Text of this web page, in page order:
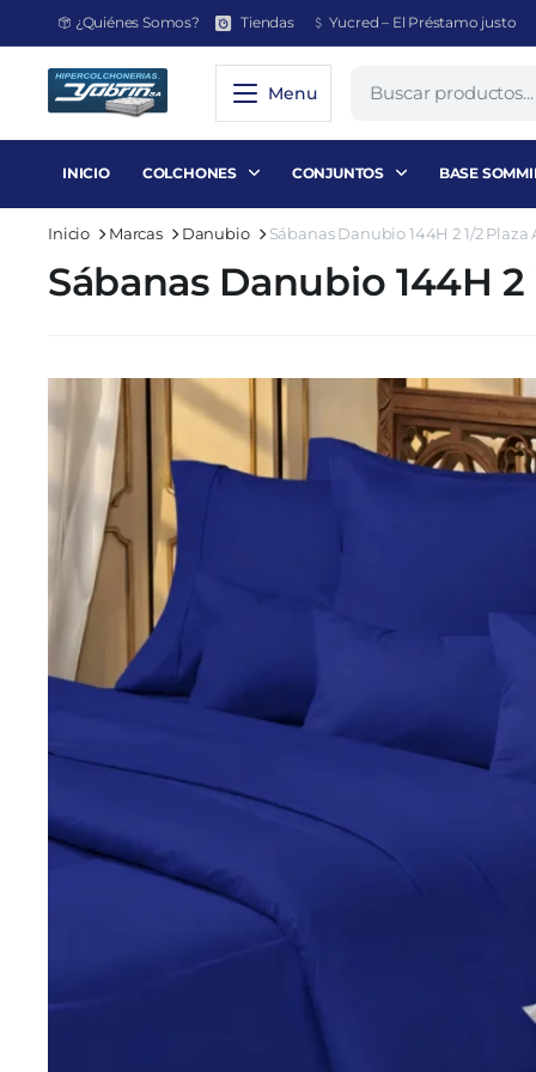
¿Quiénes Somos? Tiendas Yucred – El Préstamo justo
Menu
INICIO COLCHONES CONJUNTOS BASE
Inicio Marcas Danubio Sábanas Danubio 144H 2 1/2 Plaza
Sábanas Danubio 144H 2